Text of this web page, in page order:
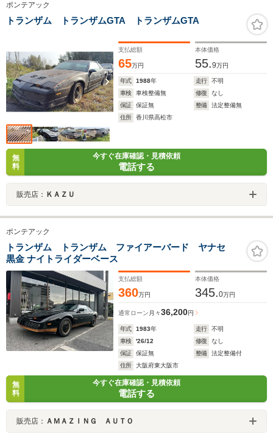
トマン ステアリング
ヒーター 革巻きステ
ントロール
止機能/アイド
ストップ
ポンテアック
トランザム トランザムGTA トランザムGTA
支払総額
65万円
本体価格
55.9万円
年式 1988年 走行
不明
車検
車検整備無 修復
なし
保証
保証無 整備
法定整備無
住所
香川県高松市
無
料
今すぐ在庫確認・見積依頼
電話する
販売店： ＫＡＺＵ
ポンテアック
トランザム トランザム ファイアーバード ヤナセ
黒金 ナイトライダーベース
支払総額
360万円
本体価格
345.0万円
通常ローン 月々36,200円
年式 1983年 走行
不明
車検
'26/12 修復
なし
保証
保証無 整備
法定整備付
住所
大阪府東大阪市
無
料
今すぐ在庫確認・見積依頼
電話する
販売店： ＡＭＡＺＩＮＧ ＡＵＴＯ